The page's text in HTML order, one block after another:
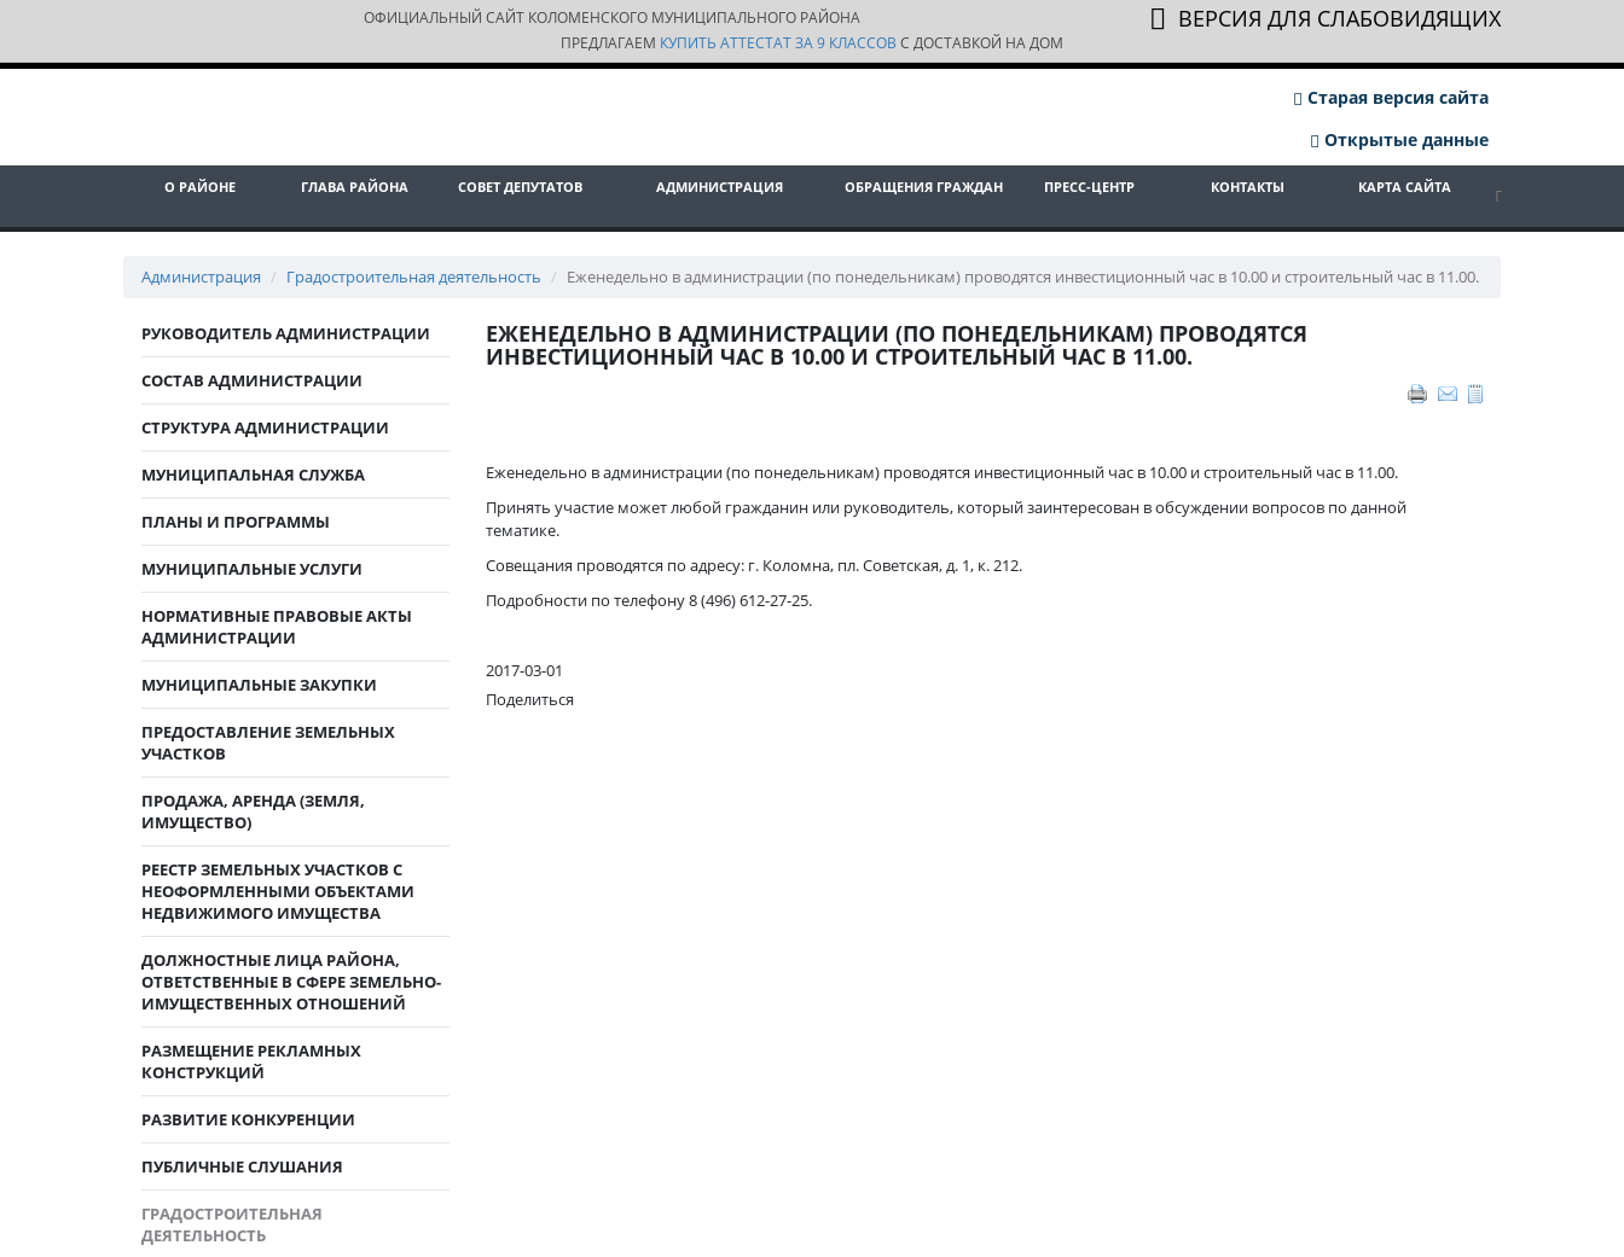
ВЕРСИЯ ДЛЯ СЛАБОВИДЯЩИХ
ОФИЦИАЛЬНЫЙ САЙТ КОЛОМЕНСКОГО МУНИЦИПАЛЬНОГО РАЙОНА
ПРЕДЛАГАЕМ КУПИТЬ АТТЕСТАТ ЗА 9 КЛАССОВ С ДОСТАВКОЙ НА ДОМ
Старая версия сайта
Открытые данные
О РАЙОНЕ ГЛАВА РАЙОНА СОВЕТ ДЕПУТАТОВ АДМИНИСТРАЦИЯ ОБРАЩЕНИЯ ГРАЖДАН ПРЕСС-ЦЕНТР КОНТАКТЫ КАРТА САЙТА
Администрация Градостроительная деятельность Еженедельно в администрации (по понедельникам) проводятся инвестиционный час в 10.00 и строительный час в 11.00.
РУКОВОДИТЕЛЬ АДМИНИСТРАЦИИ
СОСТАВ АДМИНИСТРАЦИИ
СТРУКТУРА АДМИНИСТРАЦИИ
МУНИЦИПАЛЬНАЯ СЛУЖБА
ПЛАНЫ И ПРОГРАММЫ
МУНИЦИПАЛЬНЫЕ УСЛУГИ
НОРМАТИВНЫЕ ПРАВОВЫЕ АКТЫ
АДМИНИСТРАЦИИ
МУНИЦИПАЛЬНЫЕ ЗАКУПКИ
ПРЕДОСТАВЛЕНИЕ ЗЕМЕЛЬНЫХ
УЧАСТКОВ
ПРОДАЖА, АРЕНДА (ЗЕМЛЯ,
ИМУЩЕСТВО)
РЕЕСТР ЗЕМЕЛЬНЫХ УЧАСТКОВ С
НЕОФОРМЛЕННЫМИ ОБЪЕКТАМИ
НЕДВИЖИМОГО ИМУЩЕСТВА
ДОЛЖНОСТНЫЕ ЛИЦА РАЙОНА,
ОТВЕТСТВЕННЫЕ В СФЕРЕ ЗЕМЕЛЬНО-
ИМУЩЕСТВЕННЫХ ОТНОШЕНИЙ
РАЗМЕЩЕНИЕ РЕКЛАМНЫХ
КОНСТРУКЦИЙ
РАЗВИТИЕ КОНКУРЕНЦИИ
ПУБЛИЧНЫЕ СЛУШАНИЯ
ГРАДОСТРОИТЕЛЬНАЯ
ДЕЯТЕЛЬНОСТЬ
ЕЖЕНЕДЕЛЬНО В АДМИНИСТРАЦИИ (ПО ПОНЕДЕЛЬНИКАМ) ПРОВОДЯТСЯ
ИНВЕСТИЦИОННЫЙ ЧАС В 10.00 И СТРОИТЕЛЬНЫЙ ЧАС В 11.00.
Еженедельно в администрации (по понедельникам) проводятся инвестиционный час в 10.00 и строительный час в 11.00.
Принять участие может любой гражданин или руководитель, который заинтересован в обсуждении вопросов по данной
тематике.
Совещания проводятся по адресу: г. Коломна, пл. Советская, д. 1, к. 212.
Подробности по телефону 8 (496) 612-27-25.
2017-03-01
Поделиться